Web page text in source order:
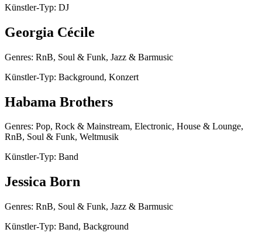
Künstler-Typ: DJ
Georgia Cécile
Genres: RnB, Soul & Funk, Jazz & Barmusic
Künstler-Typ: Background, Konzert
Habama Brothers
Genres: Pop, Rock & Mainstream, Electronic, House & Lounge,
RnB, Soul & Funk, Weltmusik
Künstler-Typ: Band
Jessica Born
Genres: RnB, Soul & Funk, Jazz & Barmusic
Künstler-Typ: Band, Background